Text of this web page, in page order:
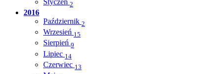
2
2016
Październik 2
Wrzesień 15
Sierpień 9
Lipiec 14
Czerwiec 13